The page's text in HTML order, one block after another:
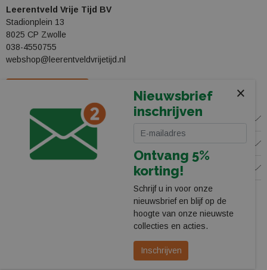
Leerentveld Vrije Tijd BV
Stadionplein 13
8025 CP Zwolle
038-4550755
webshop@leerentveldvrijetijd.nl
WINKEL
KLANTENSERVICE
VOLG ONS
×
Nieuwsbrief
inschrijven
Ontvang 5%
korting!
Schrijf u in voor onze
nieuwsbrief en blijf op de
hoogte van onze nieuwste
collecties en acties.
Inschrijven